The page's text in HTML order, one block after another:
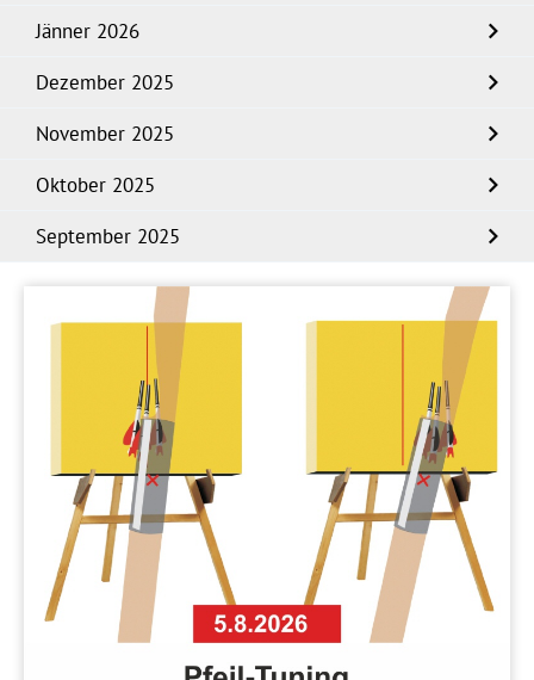
Jänner 2026
Dezember 2025
November 2025
Oktober 2025
September 2025